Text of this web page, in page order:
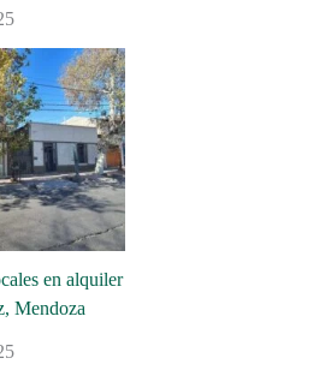
en alquiler
Mendoza